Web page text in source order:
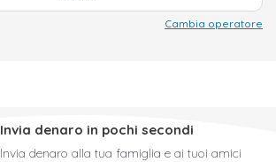
Cambia operatore
Invia denaro in pochi secondi
Invia denaro alla tua famiglia e ai tuoi amici